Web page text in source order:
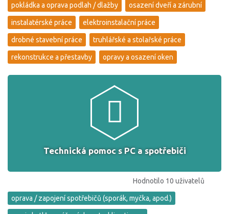
pokládka a oprava podlah / dlažby osazení dveří a zárubní
instalatérské práce elektroinstalační práce
drobné stavební práce truhlářské a stolařské práce
rekonstrukce a přestavby opravy a osazení oken
Technická pomoc s PC a spotřebiči
Hodnotilo 10 uživatelů
oprava / zapojení spotřebičů (sporák, myčka, apod.)